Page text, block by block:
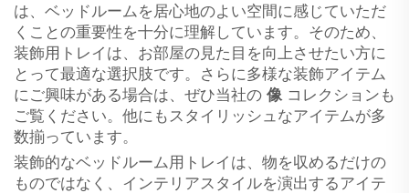
は、ベッドルームを居心地のよい空間に感じていただ
くことの重要性を十分に理解しています。そのため、
装飾用トレイは、お部屋の見た目を向上させたい方に
とって最適な選択肢です。さらに多様な装飾アイテム
にご興味がある場合は、ぜひ当社の 像 コレクションも
ご覧ください。他にもスタイリッシュなアイテムが多
数揃っています。
装飾的なベッドルーム用トレイは、物を収めるだけの
ものではなく、インテリアスタイルを演出するアイテ